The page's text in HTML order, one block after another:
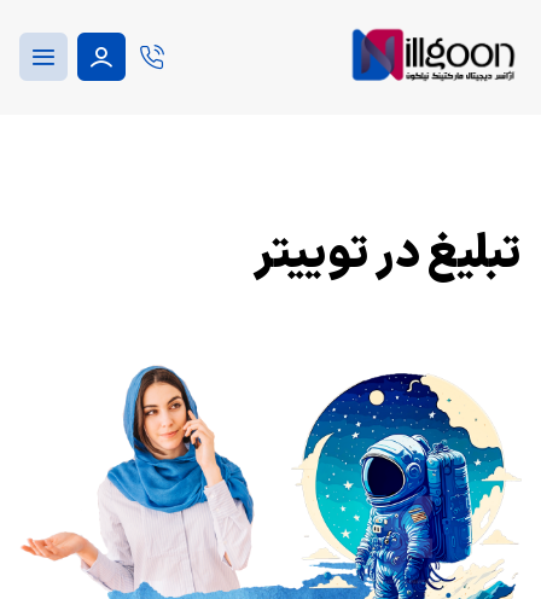
تبلیغ در توییتر